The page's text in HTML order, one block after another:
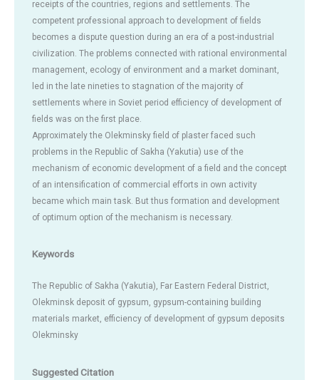
receipts of the countries, regions and settlements. The
competent professional approach to development of fields
becomes a dispute question during an era of a post-industrial
civilization. The problems connected with rational environmental
management, ecology of environment and a market dominant,
led in the late nineties to stagnation of the majority of
settlements where in Soviet period efficiency of development of
fields was on the first place.
Approximately the Olekminsky field of plaster faced such
problems in the Republic of Sakha (Yakutia) use of the
mechanism of economic development of a field and the concept
of an intensification of commercial efforts in own activity
became which main task. But thus formation and development
of optimum option of the mechanism is necessary.
Keywords
The Republic of Sakha (Yakutia), Far Eastern Federal District,
Olekminsk deposit of gypsum, gypsum-containing building
materials market, efficiency of development of gypsum deposits
Olekminsky
Suggested Citation